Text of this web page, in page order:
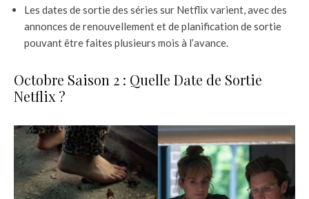
Les dates de sortie des séries sur Netflix varient, avec des
annonces de renouvellement et de planification de sortie
pouvant être faites plusieurs mois à l’avance.
Octobre Saison 2 : Quelle Date de Sortie
Netflix ?